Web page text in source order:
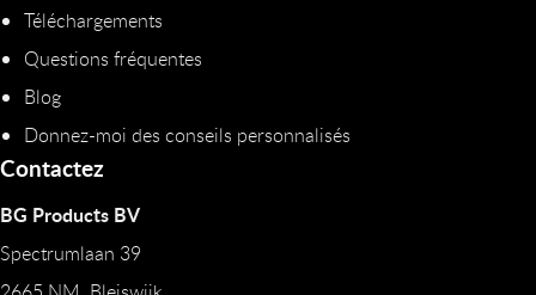
Téléchargements
Questions fréquentes
Blog
Donnez-moi des conseils personnalisés
Contactez
BG Products BV
Spectrumlaan 39